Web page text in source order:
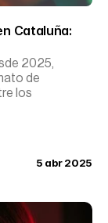
Cataluña:
2025,
de
los
5 abr 2025